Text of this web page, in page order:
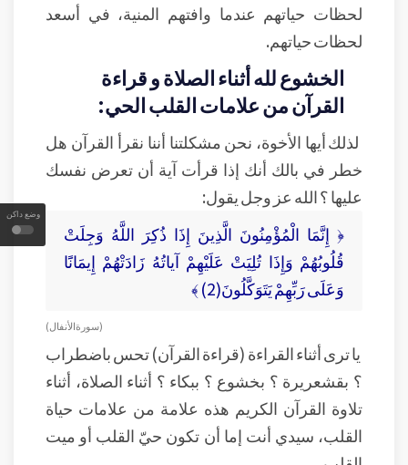
وضع داكن
لحظات حياتهم عندما وافتهم المنية، في أسعد
لحظات حياتهم.
الخشوع لله أثناء الصلاة و قراءة
القرآن من علامات القلب الحي:
لذلك أيها الأخوة، نحن مشكلتنا أننا نقرأ القرآن هل
خطر في بالك أنك إذا قرأت آية أن تعرض نفسك
عليها ؟ الله عز وجل يقول:
﴿ إِنَّمَا الْمُؤْمِنُونَ الَّذِينَ إِذَا ذُكِرَ اللَّهُ وَجِلَتْ
قُلُوبُهُمْ وَإِذَا تُلِيَتْ عَلَيْهِمْ آياتُهُ زَادَتْهُمْ إِيمَانًَا
وَعَلَى رَبِّهِمْ يَتَوَكَّلُونَ(2) ﴾
( سورة الأنفال)
يا ترى أثناء القراءة (قراءة القرآن) تحس باضطراب
؟ بقشعريرة ؟ بخشوع ؟ ببكاء ؟ أثناء الصلاة، أثناء
تلاوة القرآن الكريم هذه علامة من علامات حياة
القلب، سيدي أنت إما أن تكون حيّ القلب أو ميت